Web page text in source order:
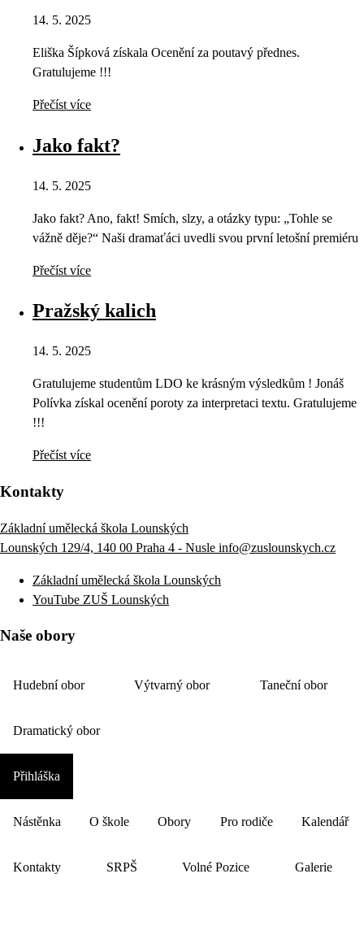
14. 5. 2025
Eliška Šípková získala Ocenění za poutavý přednes.
Gratulujeme !!!
Přečíst více
Jako fakt?
14. 5. 2025
Jako fakt? Ano, fakt! Smích, slzy, a otázky typu: „Tohle se
vážně děje?“ Naši dramaťáci uvedli svou první letošní premiéru
Přečíst více
Pražský kalich
14. 5. 2025
Gratulujeme studentům LDO ke krásným výsledkům ! Jonáš
Polívka získal ocenění poroty za interpretaci textu. Gratulujeme
!!!
Přečíst více
Kontakty
Základní umělecká škola Lounských
Lounských 129/4, 140 00 Praha 4 - Nusle info@zuslounskych.cz
Základní umělecká škola Lounských
YouTube ZUŠ Lounských
Naše obory
Hudební obor Výtvarný obor Taneční obor
Dramatický obor
Přihláška
Nástěnka O škole Obory Pro rodiče Kalendář
Kontakty SRPŠ Volné Pozice Galerie